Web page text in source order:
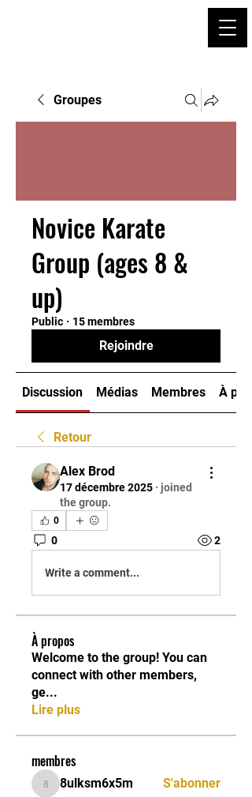
Groupes
Novice Karate
Group (ages 8 &
up)
Public · 15 membres
Rejoindre
Discussion Médias Membres À
Retour
Alex Brod
17 décembre 2025 · joined
the group.
0
0 2
Write a comment...
À propos
Welcome to the group! You can
connect with other members,
ge...
Lire plus
membres
8ulksm6x5m
8ulksm6x5m S'abonner